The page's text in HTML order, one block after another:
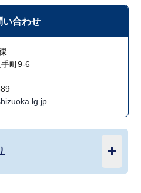
い合わせ
町9-6